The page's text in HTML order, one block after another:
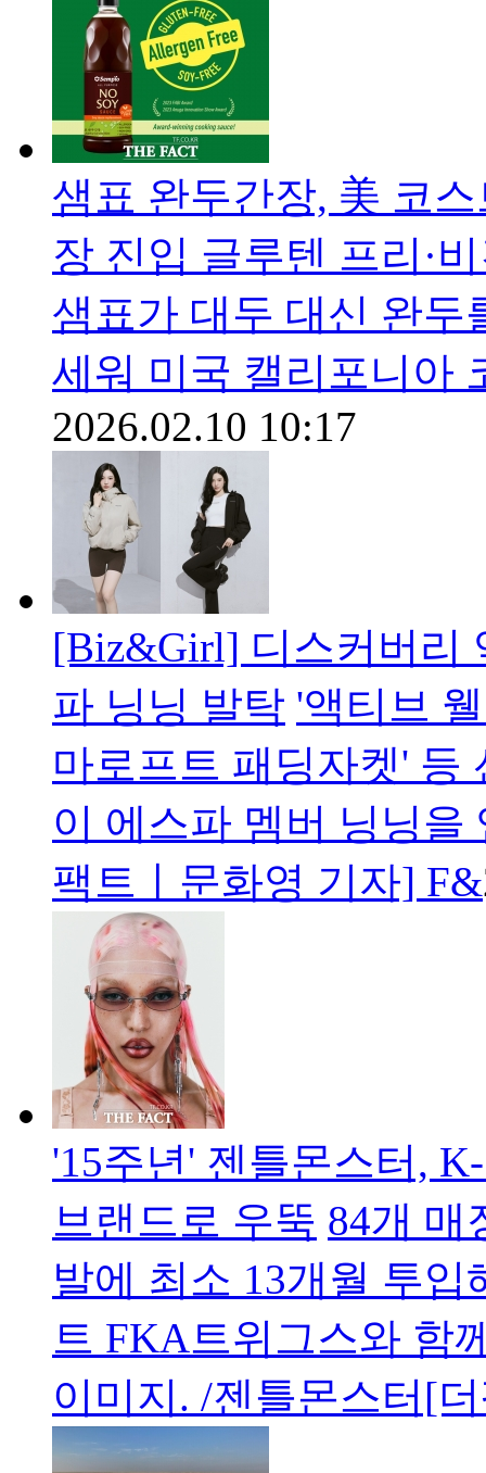
샘표 완두간장, 美 코
장 진입 글루텐 프리·
샘표가 대두 대신 완두
세워 미국 캘리포니아
2026.02.10 10:17
[Biz&Girl] 디스커버리
파 닝닝 발탁 '액티브
마로프트 패딩자켓' 등
이 에스파 멤버 닝닝
팩트ㅣ문화영 기자] F&
'15주년' 젠틀몬스터,
브랜드로 우뚝 84개 매
발에 최소 13개월 투
트 FKA트위그스와 함
이미지. /젠틀몬스터[